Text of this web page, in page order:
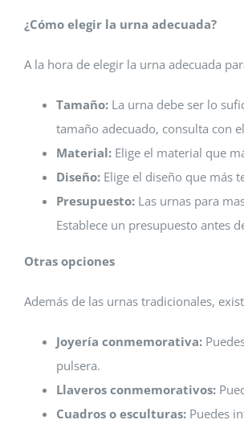
¿Cómo elegir la urna adecuada?
A la hora de elegir la urna adecuada
Tamaño: La urna debe ser lo
tamaño adecuado, consulta con
Material: Elige el material que
Diseño: Elige el diseño que más
Presupuesto: Las urnas para
Establece un presupuesto antes
Otras opciones
Además de las urnas tradicionales,
Joyería conmemorativa:
pulsera.
Llaveros conmemorativos:
Cuadros o esculturas: Puedes